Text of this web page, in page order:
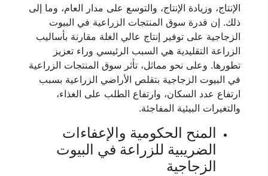
الإنتاج، وزيادة الإنتاج، والتوسع على مدار العام، وما إلى
ذلك. إن قدرة سوق المنتجات الزراعية في البيوت
الزجاجية على توفير إنتاج عالي الغلة مقارنة بأساليب
الزراعة التقليدية هي السبب الرئيسي وراء تعزيز
تطورها. وعلى نحو مماثل، تأثر سوق المنتجات الزراعية
في البيوت الزجاجية بتقلص الأراضي الزراعية بسبب
ارتفاع عدد السكان، وارتفاع الطلب على الغذاء،
والتغيرات البيئية المفاجئة.
المنح الحكومية والإعفاءات
الضريبية للزراعة في البيوت
الزجاجية